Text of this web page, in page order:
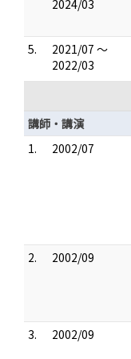
2024/03
5.
2021/07 ～
2022/03
講師・講演
1.
2002/07
2.
2002/09
3.
2002/09